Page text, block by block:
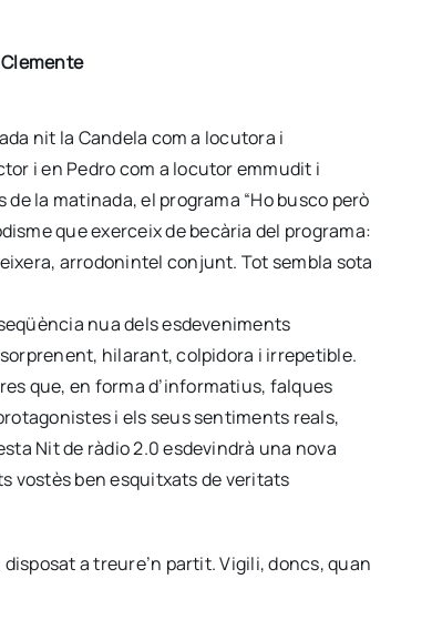
nit la Candela com a locutora i
i en Pedro com a locutor emmudit i
la matinada, el programa “Ho busco però
que exerceix de becària del programa:
arrodonintel conjunt. Tot sembla sota
nua dels esdeveniments
hilarant, colpidora i irrepetible.
que, en forma d’informatius, falques
i els seus sentiments reals,
Nit de ràdio 2.0 esdevindrà una nova
vostès ben esquitxats de veritats
a treure’n partit. Vigili, doncs, quan